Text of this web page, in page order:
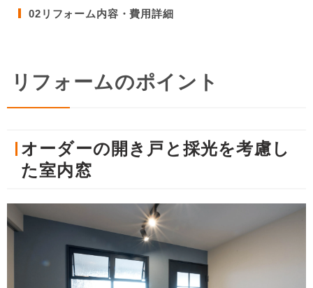
02 リフォーム内容・費用詳細
リフォームのポイント
オーダーの開き戸と採光を考慮し
た室内窓